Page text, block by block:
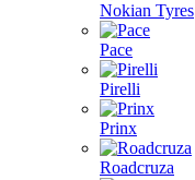
Nokian Tyres
Pace
Pirelli
Prinx
Roadcruza